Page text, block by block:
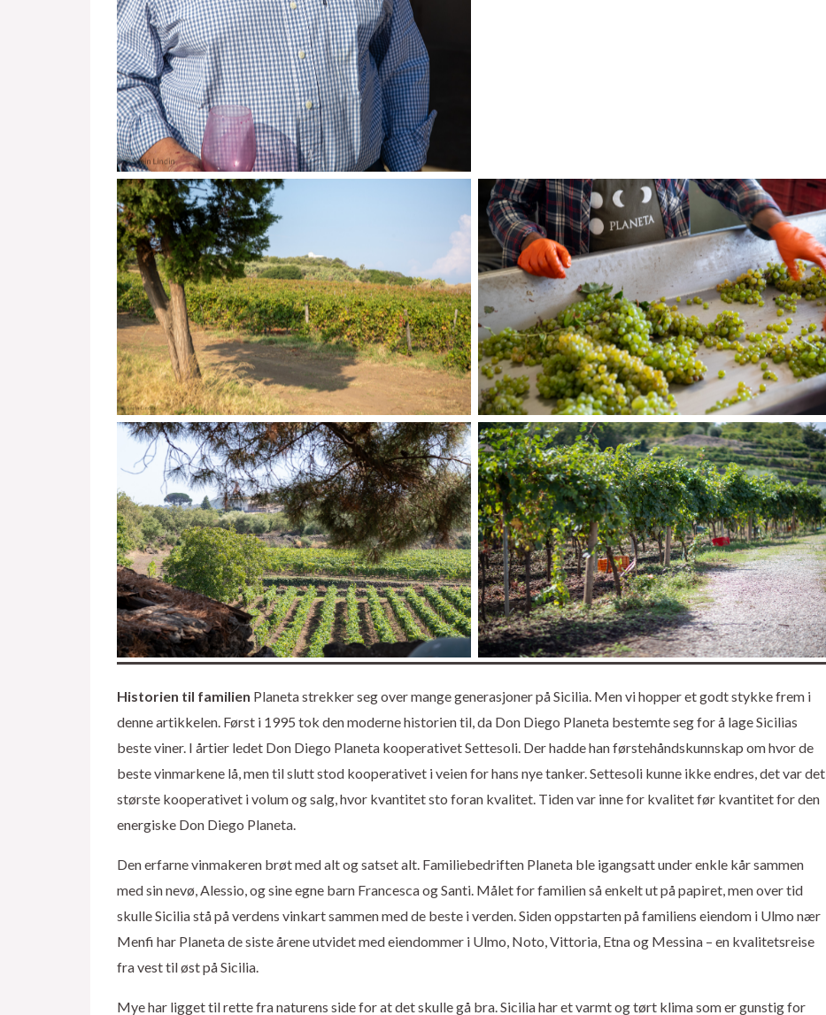
På spydspissen av Sicilia: Planeta vingard Kvalitietkontroll før pressing
100 år gamle vinmarker Gamle vinstokker gir konsentrerte viner
Historien til familien Planeta strekker seg over mange generasjoner på Sicilia. Men vi hopper et godt stykke frem i
denne artikkelen. Først i 1995 tok den moderne historien til, da Don Diego Planeta bestemte seg for å lage Sicilias
beste viner. I årtier ledet Don Diego Planeta kooperativet Settesoli. Der hadde han førstehåndskunnskap om hvor de
beste vinmarkene lå, men til slutt stod kooperativet i veien for hans nye tanker. Settesoli kunne ikke endres, det var det
største kooperativet i volum og salg, hvor kvantitet sto foran kvalitet. Tiden var inne for kvalitet før kvantitet for den
energiske Don Diego Planeta.
Den erfarne vinmakeren brøt med alt og satset alt. Familiebedriften Planeta ble igangsatt under enkle kår sammen
med sin nevø, Alessio, og sine egne barn Francesca og Santi. Målet for familien så enkelt ut på papiret, men over tid
skulle Sicilia stå på verdens vinkart sammen med de beste i verden. Siden oppstarten på familiens eiendom i Ulmo nær
Menfi har Planeta de siste årene utvidet med eiendommer i Ulmo, Noto, Vittoria, Etna og Messina – en kvalitetsreise
fra vest til øst på Sicilia.
Mye har ligget til rette fra naturens side for at det skulle gå bra. Sicilia har et varmt og tørt klima som er gunstig for